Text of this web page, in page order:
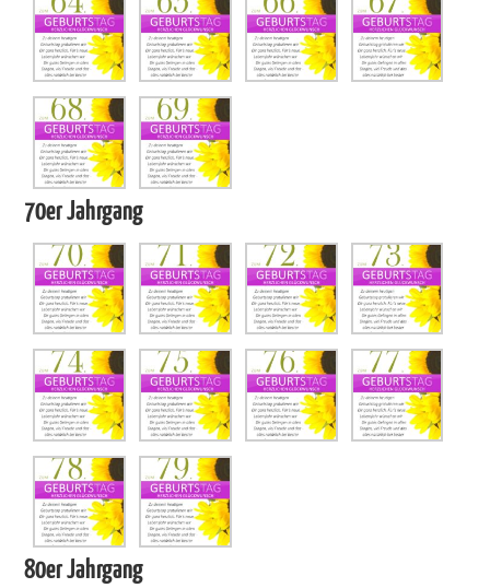
70er Jahrgang
80er Jahrgang